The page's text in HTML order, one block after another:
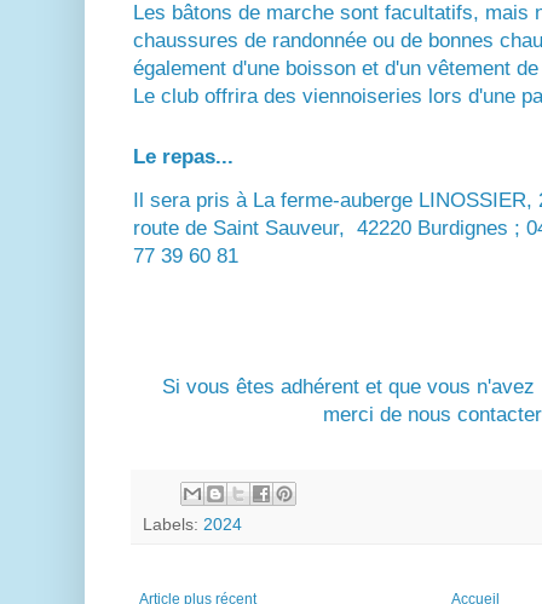
Les bâtons de marche sont facultatifs, mais
chaussures de randonnée ou de bonnes
également d'une boisson et d'un vêtement
Le club offrira des viennoiseries lors d'une
Le repas...
Il sera pris à La ferme-auberge LINOSSIER,
route de Saint Sauveur, 42220 Burdignes ;
77 39 60 81
Si vous êtes adhérent et que vous
merci de nous
Labels: 2024
Article plus récent Accueil